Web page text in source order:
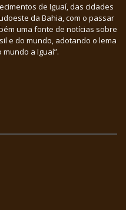
de Iguaí, das cidades
da Bahia, com o passar
uma fonte de notícias sobre
e do mundo, adotando o lema
a Iguaí”.